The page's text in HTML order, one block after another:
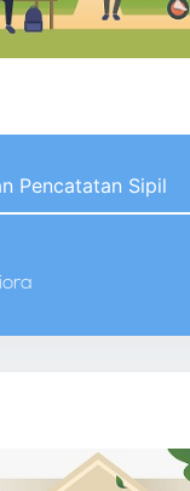
Pencatatan Sipil